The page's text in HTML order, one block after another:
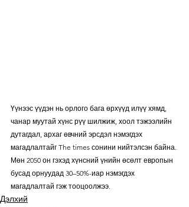
Үүнээс үүдэн нь орлого бага өрхүүд илүү хямд,
чанар муутай хүнс рүү шилжиж, хоол тэжээлийн
дутагдал, архаг өвчний эрсдэл нэмэгдэх
магадлалтайг The times сонини нийтэлсэн байна.
Мөн 2050 он гэхэд хүнсний үнийн өсөлт европын
бусад орнуудад 30–50%-иар нэмэгдэх
магадлалтай гэж тооцоолжээ.
Дэлхий